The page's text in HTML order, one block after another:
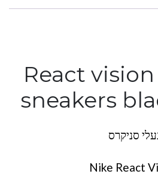
נעלי נייק – React vision
sneakers
סניקרס
Nike React